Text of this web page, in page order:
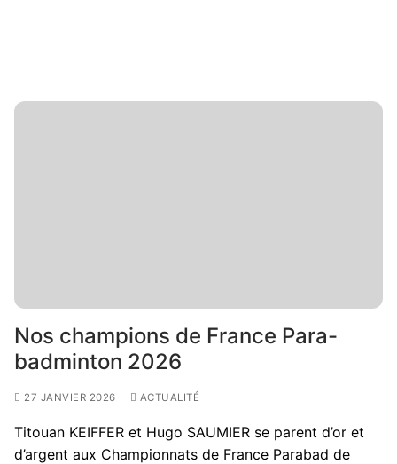
Nos champions de France Para-
badminton 2026
27 JANVIER 2026 ACTUALITÉ
Titouan KEIFFER et Hugo SAUMIER se parent d’or et
d’argent aux Championnats de France Parabad de